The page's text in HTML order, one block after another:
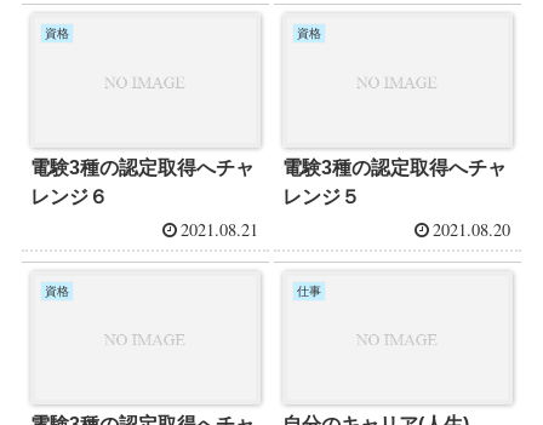
資格
電験3種の認定取得へチャ
レンジ６
2021.08.21
資格
電験3種の認定取得へチャ
レンジ５
2021.08.20
資格 仕事